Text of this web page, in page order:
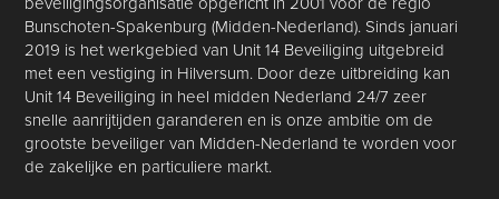
Bunschoten-Spakenburg (Midden-Nederland). Sinds januari
2019 is het werkgebied van Unit 14 Beveiliging uitgebreid
met een vestiging in Hilversum. Door deze uitbreiding kan
Unit 14 Beveiliging in heel midden Nederland 24/7 zeer
snelle aanrijtijden garanderen en is onze ambitie om de
grootste beveiliger van Midden-Nederland te worden voor
de zakelijke en particuliere markt.